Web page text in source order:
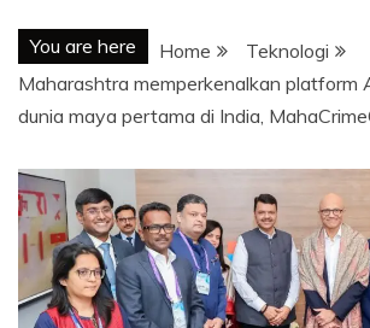
You are here Home
Teknologi
Maharashtra memperkenalkan platform
dunia maya pertama di India,